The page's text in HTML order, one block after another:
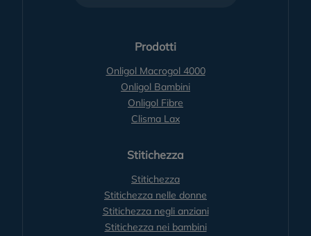
Prodotti
Onligol Macrogol 4000
Onligol Bambini
Onligol Fibre
Clisma Lax
Stitichezza
Stitichezza
Stitichezza nelle donne
Stitichezza negli anziani
Stitichezza nei bambini